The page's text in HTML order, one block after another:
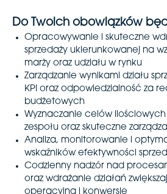
Do Twoich obowiązków
Opracowywanie i skuteczne
sprzedaży ukierunkowanej na
marży oraz udziału w rynku
Zarządzanie wynikami działu
KPI oraz odpowiedzialność za
budżetowych
Wyznaczanie celów
zespołu oraz skuteczne
Analiza, monitorowanie i
wskaźników efektywności
Codzienny nadzór nad
oraz wdrażanie działań
operacyjną i konwersję